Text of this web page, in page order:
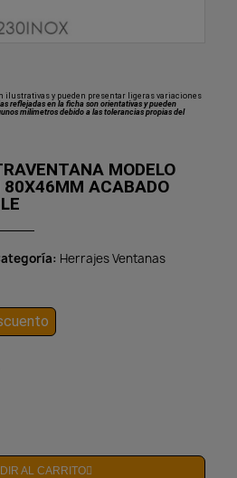
ilustrativas y pueden presentar ligeras variaciones
reflejadas en la ficha son orientativas y pueden
milímetros debido a las tolerancias propias del
MODELO
ACABADO
Herrajes Ventanas
AL CARRITO